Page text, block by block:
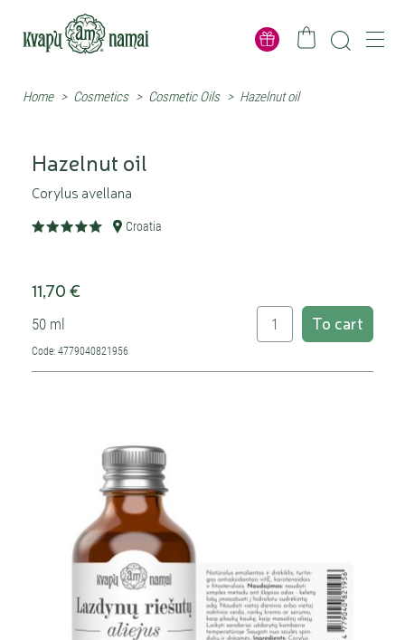
Home > Cosmetics > Cosmetic Oils > Hazelnut oil
Hazelnut oil
Corylus avellana
Croatia
11,70 €
50 ml To cart
Code: 4779040821956